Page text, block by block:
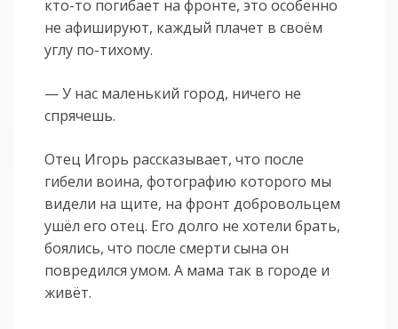
кто-то погибает на фронте, это особенно
не афишируют, каждый плачет в своём
углу по-тихому.
— У нас маленький город, ничего не
спрячешь.
Отец Игорь рассказывает, что после
гибели воина, фотографию которого мы
видели на щите, на фронт добровольцем
ушёл его отец. Его долго не хотели брать,
боялись, что после смерти сына он
повредился умом. А мама так в городе и
живёт.